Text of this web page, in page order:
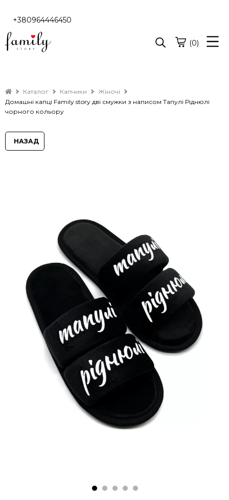
+380964446450
(0)
Каталог Капчики
Жіночі
Домашні капці Family story дві смужки з написом Тапулі Ріднюлі
чорного кольору
НАЗАД